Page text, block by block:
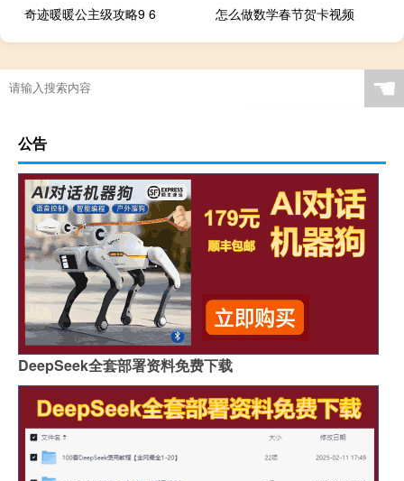
奇迹暖暖公主级攻略9 6
怎么做数学春节贺卡视频
☚
公告
DeepSeek全套部署资料免费下载